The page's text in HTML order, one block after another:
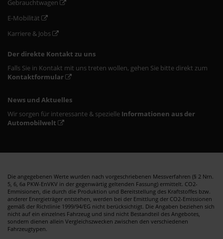
Gebrauchtwagen
E-Mobilität
Karriere & Jobs
Der direkte Kontakt zu uns
Falls Sie in Kontakt mit uns treten wollen, gehen Sie bitte direkt zum
Kontaktformular
News und Aktuelles
Wir sorgen für interessante & spezielle Informationen aus der
Automobilwelt
Die angegebenen Werte wurden nach vorgeschriebenen Messverfahren (§ 2 Nrn.
5, 6, 6a PKW-EnVKV in der gegenwärtig geltenden Fassung) ermittelt. CO2-
Emmisionen, die durch die Produktion und Bereitstellung des Kraftstoffes bzw.
anderer Energieträger entstehen, werden bei der Emittlung der CO2-Emissionen
gemäß der Richtlinie 1999/94/EG nicht berücksichtigt. Die Angaben beziehen sich
nicht auf ein einzelnes Fahrzeug und sind nicht Bestandteil des Angebotes,
sondern dienen allein Vergleichszwecken zwischen den verschiedenen
Fahrzeugtypen.